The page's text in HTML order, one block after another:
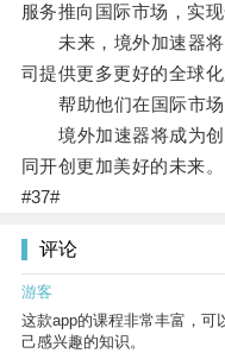
服务推向国际市场，实现
未来，境外加速器将
司提供更多更好的全球化
帮助他们在国际市场
境外加速器将成为创
同开创更加美好的未来。
#37#
评论
游客
这款app的课程非常丰富，可
己感兴趣的知识。